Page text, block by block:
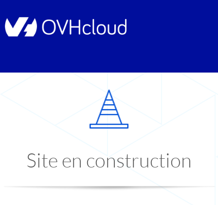
Site en construction